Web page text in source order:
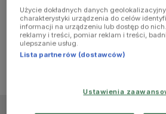
more
information)
Użycie dokładnych danych
charakterystyki urządzenia do celów
informacji na urządzeniu lub dostęp do
reklamy i treści, pomiar reklam i treści,
ulepszanie usług.
Lista partnerów (dostawców)
Ustawienia